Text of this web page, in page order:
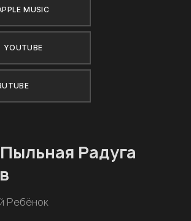
MUSIC
YOUTUBE
Радуга
Ребёнок